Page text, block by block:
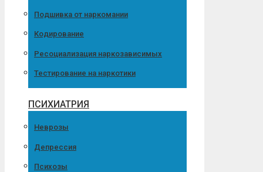
Подшивка от наркомании
Кодирование
Ресоциализация наркозависимых
Тестирование на наркотики
ПСИХИАТРИЯ
Неврозы
Депрессия
Психозы